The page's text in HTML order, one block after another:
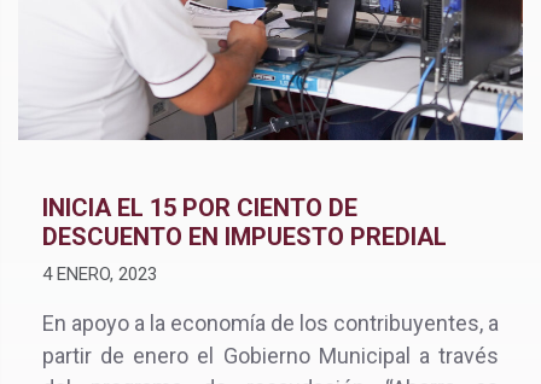
INICIA EL 15 POR CIENTO DE
DESCUENTO EN IMPUESTO PREDIAL
4 ENERO, 2023
En apoyo a la economía de los contribuyentes, a
partir de enero el Gobierno Municipal a través